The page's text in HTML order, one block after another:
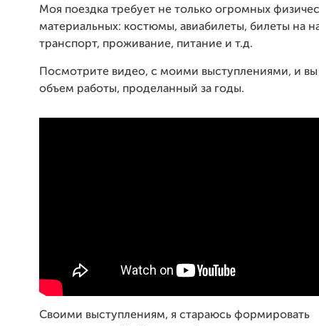
Моя поездка требует не только огромных
материальных: костюмы, авиабилеты, билеты на
транспорт, проживание, питание и т.д.
Посмотрите видео, с моими выступлениями, и
объем работы, проделанный за годы.
Своими выступлениям, я стараюсь формировать